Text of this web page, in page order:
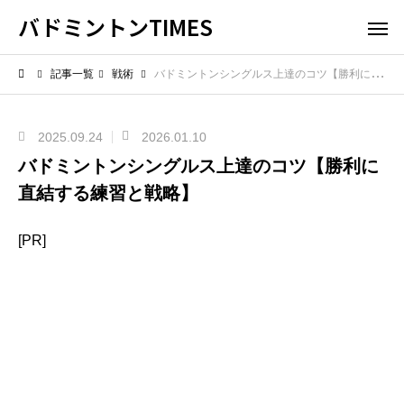
バドミントンTIMES
記事一覧 戦術 バドミントンシングルス上達のコツ【勝利に直結する練習と戦略】
2025.09.24 2026.01.10
バドミントンシングルス上達のコツ【勝利に
直結する練習と戦略】
[PR]